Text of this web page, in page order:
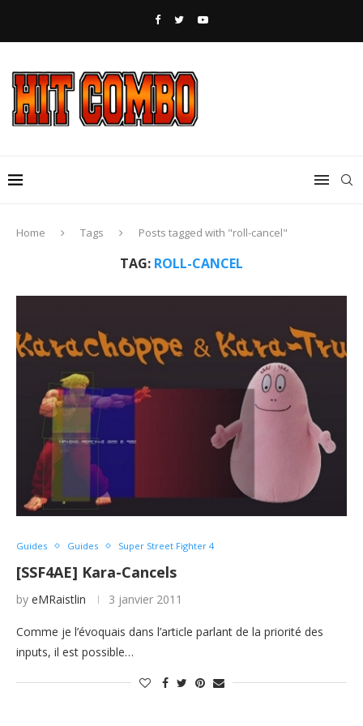
Home Tags Posts tagged with "roll-cancel"
TAG: ROLL-CANCEL
Guides Guides Super Street Fighter 4
[SSF4AE] Kara-Cancels
by eMRaistlin 3 janvier 2011
Comme je l’évoquais dans l’article parlant de la priorité des
inputs, il est possible…